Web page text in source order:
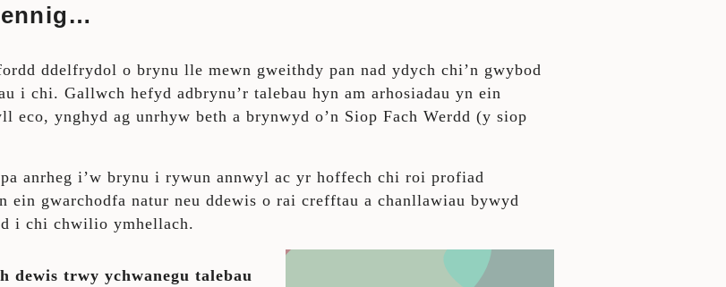
ddelfrydol o brynu lle mewn gweithdy pan nad ydych chi’n gwybod
i chi. Gallwch hefyd adbrynu’r talebau hyn am arhosiadau yn ein
eco, ynghyd ag unrhyw beth a brynwyd o’n Siop Fach Werdd (y siop
anrheg i’w brynu i rywun annwyl ac yr hoffech chi roi profiad
ein gwarchodfa natur neu ddewis o rai crefftau a chanllawiau bywyd
i chi chwilio ymhellach.
dewis trwy ychwanegu talebau